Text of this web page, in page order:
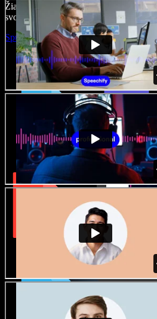
Žiadne učenie, všetko v prehliadači –
svoje nápady na realitu.
Spustiť Studio